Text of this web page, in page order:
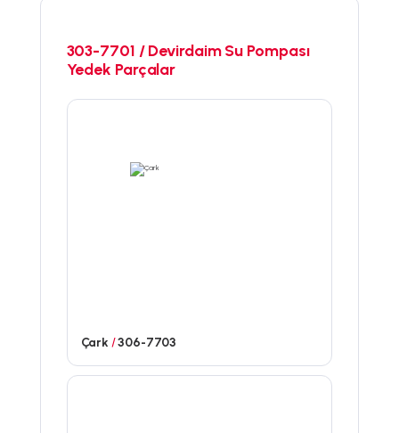
303-7701 / Devirdaim Su Pompası
Yedek Parçalar
Çark /306-7703